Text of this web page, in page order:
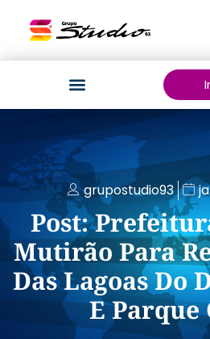
grupostudio93
Post:
Mutirão Para
Das Lagoas Do
E Parque